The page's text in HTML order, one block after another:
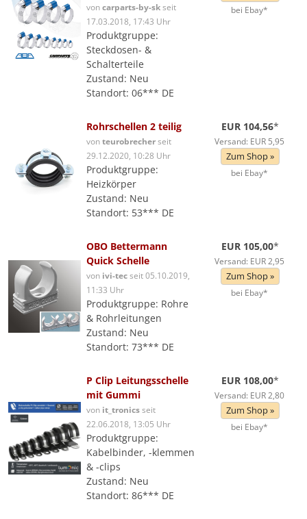
voncarparts-by-skseit
17.03.2018, 17:43 Uhr
Produktgruppe:
Steckdosen- &
Schalterteile
Zustand: Neu
Standort: 06*** DE
bei Ebay*
Rohrschellen 2 teilig
vonteurobrecherseit
29.12.2020, 10:28 Uhr
Produktgruppe:
Heizkörper
Zustand: Neu
Standort: 53*** DE
EUR 104,56*
Versand: EUR 5,95
Zum Shop »
bei Ebay*
OBO Bettermann
Quick Schelle
von ivi-tecseit 05.10.2019,
11:33 Uhr
Produktgruppe: Rohre
& Rohrleitungen
Zustand: Neu
Standort: 73*** DE
EUR 105,00*
Versand: EUR 2,95
Zum Shop »
bei Ebay*
P Clip Leitungsschelle
mit Gummi
von it_tronicsseit
22.06.2018, 13:05 Uhr
Produktgruppe:
Kabelbinder, -klemmen
& -clips
Zustand: Neu
Standort: 86*** DE
EUR 108,00*
Versand: EUR 2,80
Zum Shop »
bei Ebay*